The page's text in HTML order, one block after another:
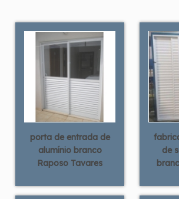
porta de entrada de
alumínio branco
Raposo Tavares
de